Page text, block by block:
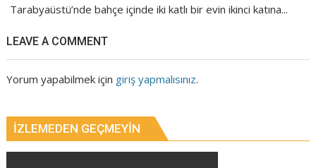
Tarabyaüstü’nde bahçe içinde iki katlı bir evin ikinci katına...
LEAVE A COMMENT
Yorum yapabilmek için giriş yapmalısınız.
İZLEMEDEN GEÇMEYIN